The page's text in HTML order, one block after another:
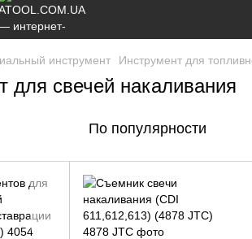
инструмент Инструмент для
для свечей накаливания
По популярности